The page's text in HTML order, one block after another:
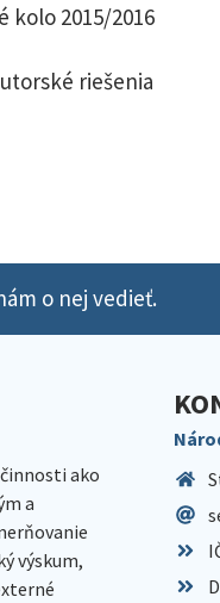
kolo 2015/2016
riešenia
o nej vedieť.
ako
a
výskum,